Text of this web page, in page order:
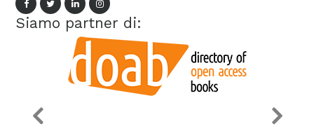
Siamo partner di: